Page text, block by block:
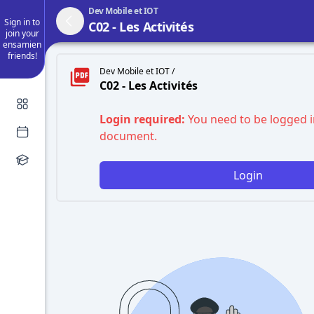
Sign in to
join your
ensamien
friends!
Dev Mobile et IOT
C02 - Les Activités
Dev Mobile et IOT /
C02 - Les Activités
Login required: You need to be logged
document.
Login